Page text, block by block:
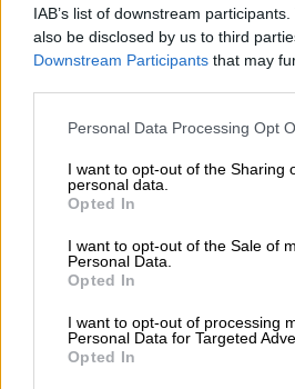
IAB’s list of downstream
also be disclosed by us to third
Downstream Participants that may
Please note that this website/app
not limited to your visit or usage
grant or deny consent to Google
use your data for below specified
consent section.
Personal Data Processing Opt
I want to opt-out of the Sharing
personal data.
Opted In
I want to opt-out of the Sale of
Personal Data.
Opted In
I want to opt-out of processing
Personal Data for Targeted
Opted In
GNTM: H Χαρά Παππά
το μονόπετρο που της
Χακί (vid)
για τον Μπουράκ Χακί